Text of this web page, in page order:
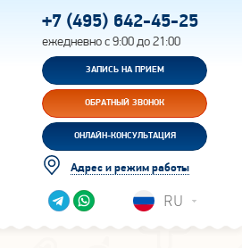
+7 (495) 642-45-25
ежедневно с 9:00 до 21:00
ЗАПИСЬ НА ПРИЕМ
ОБРАТНЫЙ ЗВОНОК
ОНЛАЙН-КОНСУЛЬТАЦИЯ
Адрес и режим работы
RU